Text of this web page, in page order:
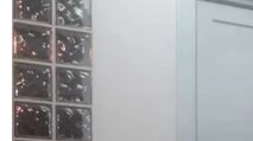
Esquadrias de alumínio sob
Esquadrias de alumínio sob